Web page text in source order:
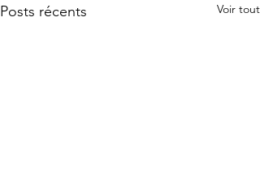
Posts récents Voir tout